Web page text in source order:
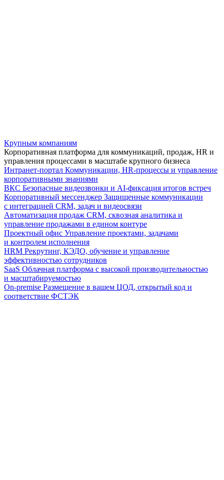
Крупным компаниям
Корпоративная платформа для коммуникаций, продаж, HR и
управления процессами в масштабе крупного бизнеса
Интранет-портал Коммуникации, HR-процессы и управление
корпоративными знаниями
ВКС Безопасные видеозвонки и AI-фиксация итогов встреч
Корпоративный мессенджер Защищенные коммуникации
с интеграцией CRM, задач и видеосвязи
Автоматизация продаж CRM, сквозная аналитика и
управление продажами в едином контуре
Проектный офис Управление проектами, задачами
и контролем исполнения
HRM Рекрутинг, КЭДО, обучение и управление
эффективностью сотрудников
SaaS Облачная платформа с высокой производительностью
и масштабируемостью
On-premise Размещение в вашем ЦОД, открытый код и
соответствие ФСТЭК